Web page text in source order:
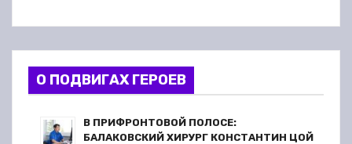
О ПОДВИГАХ ГЕРОЕВ
В ПРИФРОНТОВОЙ ПОЛОСЕ:
БАЛАКОВСКИЙ ХИРУРГ КОНСТАНТИН ЦОЙ